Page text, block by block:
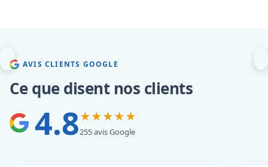
AVIS CLIENTS GOOGLE
Ce que disent nos clients
4.8★★★★★
255 avis Google